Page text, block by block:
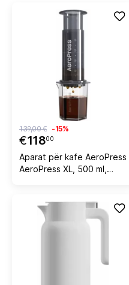
€11800
139,00 € -15%
Aparat për kafe AeroPress
AeroPress XL, 500 ml,